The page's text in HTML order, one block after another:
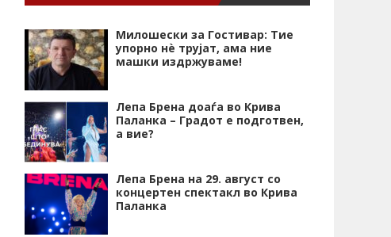
Милошески за Гостивар: Тие
упорно нѐ трујат, ама ние
машки издржуваме!
Лепа Брена доаѓа во Крива
Паланка – Градот е подготвен,
а вие?
Лепа Брена на 29. август со
концертен спектакл во Крива
Паланка